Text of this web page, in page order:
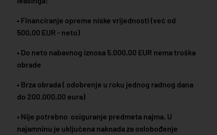
• Financiranje opreme niske vrijednosti (već od
500,00 EUR - neto)
• Do neto nabavnog iznosa 5.000,00 EUR nema troška
obrade
• Brza obrada ( odobrenje u roku jednog radnog dana
do 200.000,00 eura)
• Nije potrebno osiguranje predmeta najma. U
najamninu je uključena naknada za oslobođenje